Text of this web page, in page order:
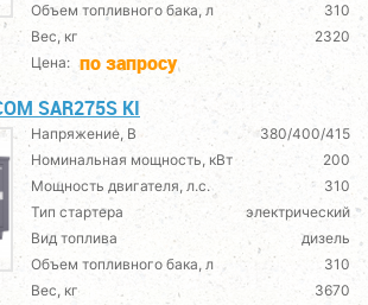
Объем топливного бака, л
310
Вес, кг
2320
Цена: по запросу
SAR275S KI
Напряжение, В
380/400/415
Номинальная мощность, кВт
200
Мощность двигателя, л.с.
310
Тип стартера
электрический
Вид топлива
дизель
Объем топливного бака, л
310
Вес, кг
3670